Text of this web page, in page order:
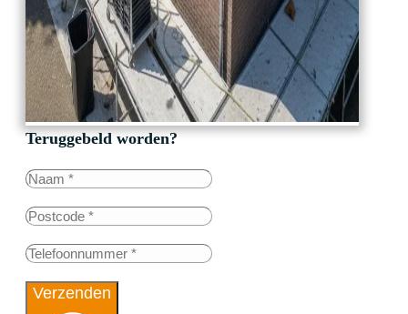
Teruggebeld worden?
Verzenden